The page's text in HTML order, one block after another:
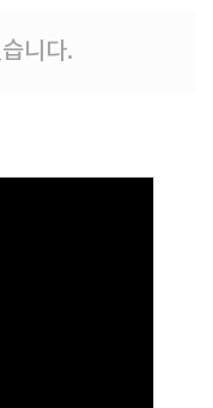
니다.